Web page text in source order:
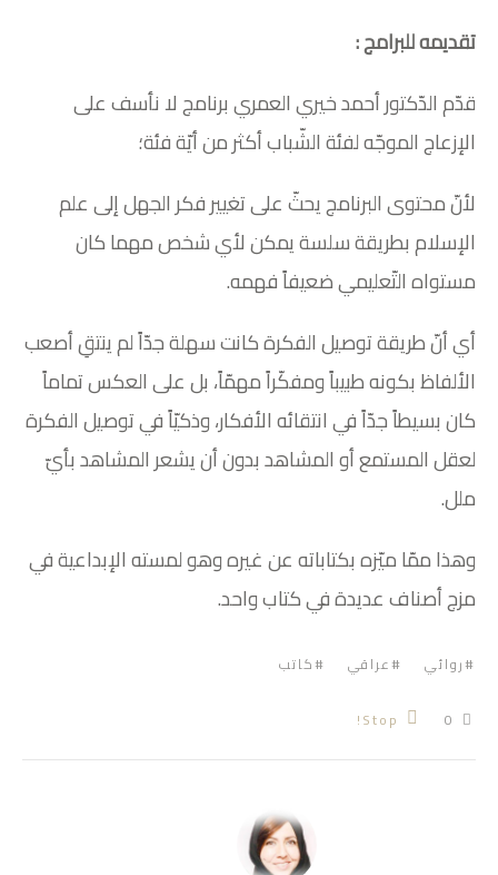
تقديمه للبرامج :
قدّم الدّكتور أحمد خيري العمري برنامج لا نأسف على
الإزعاج الموجّه لفئة الشّباب أكثر من أيّة فئة؛
لأنّ محتوى البرنامج يحثّ على تغيير فكر الجهل إلى علم
الإسلام بطريقة سلسة يمكن لأي شخص مهما كان
مستواه التّعليمي ضعيفاً فهمه.
أي أنّ طريقة توصيل الفكرة كانت سهلة جدّاً لم ينتقِ أصعب
الألفاظ بكونه طبيباً ومفكّراً مهمّاً، بل على العكس تماماً
كان بسيطاً جدّاً في انتقائه الأفكار، وذكيّاً في توصيل الفكرة
لعقل المستمع أو المشاهد بدون أن يشعر المشاهد بأيّ
ملل.
وهذا ممّا ميّزه بكتاباته عن غيره وهو لمسته الإبداعية في
مزج أصناف عديدة في كتاب واحد.
روائي عراقي كاتب
0
Stop!